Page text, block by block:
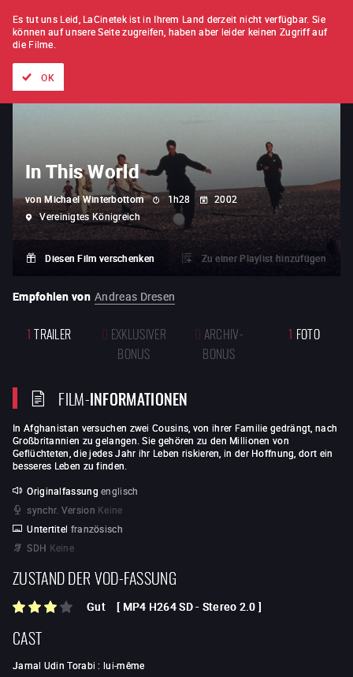
FILM FÜR FILM ABONNEMENT
In This World
von Michael Winterbottom 1h28
2002
Vereinigtes Königreich
Diesen Film verschenken Zu einer Playlist hinzufügen
Empfohlen von Andreas Dresen
1 TRAILER 0 EXKLUSIVER
BONUS
0 ARCHIV-
BONUS
1 FOTO
FILM-INFORMATIONEN
In Afghanistan versuchen zwei Cousins, von ihrer Familie gedrängt, nach
Großbritannien zu gelangen. Sie gehören zu den Millionen von
Geflüchteten, die jedes Jahr ihr Leben riskieren, in der Hoffnung, dort ein
besseres Leben zu finden.
Originalfassung englisch
synchr. Version Keine
Untertitel französisch
SDH Keine
ZUSTAND DER VOD-FASSUNG
Gut [ MP4 H264 SD- Stereo 2.0 ]
CAST
Jamal Udin Torabi :lui-même
Es tut uns Leid, LaCinetek ist in Ihrem Land derzeit nicht verfügbar. Sie
können auf unsere Seite zugreifen, haben aber leider keinen Zugriff auf
die Filme.
OK